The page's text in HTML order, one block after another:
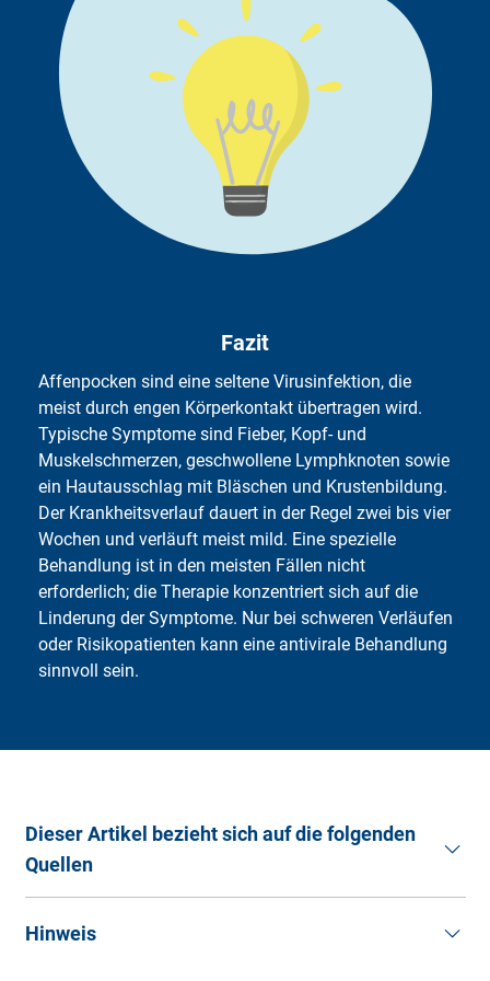
Affenpocken nicht gibt. Affenpocken seien zwar auch
durch Tröpfchen übertragbar, aber nicht durch winzige,
wie bei Covid-19, sondern über große, wie sie beim
Husten oder Sprechen entstehen. Die Ansteckung erfolgt
dann über die Schleimhäute von Mund, Nase oder Auge.
Affenpocken übertragen sich deutlich weniger gut von
Mensch zu Mensch als Sars-CoV-2. Da die meisten an
Affenpocken erkrankten Menschen oft klare
Krankheitsanzeichen zeigen, wie Fieber und
(Universitätsklinik Frankfurt am Main) verweist auch
werden. Dies sei wesentlich weniger mutationsfreudig als
der RNA-Typ, der Covid auslöst. Bisher seien zudem keine
größeren Veränderungen im Vergleich zu dem vor vier
Jahren festgestellten Affenpockenvirus in Nigeria
Beispiel eine Zecke als Vektor, wenn sie die Viren von
FSME durch einen Stich auf den Menschen überträgt.
Weitere Zoonose-Beispiele sind: Tuberkulose,
Schweinegrippe, HIV, Toxoplasmose, Corona und
Affenpocken.
Fazit
Affenpocken sind eine seltene Virusinfektion, die
meist durch engen Körperkontakt übertragen wird.
Typische Symptome sind Fieber, Kopf- und
Muskelschmerzen, geschwollene Lymphknoten sowie
ein Hautausschlag mit Bläschen und Krustenbildung.
Der Krankheitsverlauf dauert in der Regel zwei bis vier
Wochen und verläuft meist mild. Eine spezielle
Behandlung ist in den meisten Fällen nicht
erforderlich; die Therapie konzentriert sich auf die
Linderung der Symptome. Nur bei schweren Verläufen
oder Risikopatienten kann eine antivirale Behandlung
sinnvoll sein.
Dieser Artikel bezieht sich auf die folgenden
Quellen
Mpox-Virus
Hinweis